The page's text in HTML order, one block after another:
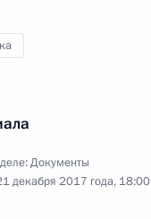
Документы
декабря 2017 года, 18:00